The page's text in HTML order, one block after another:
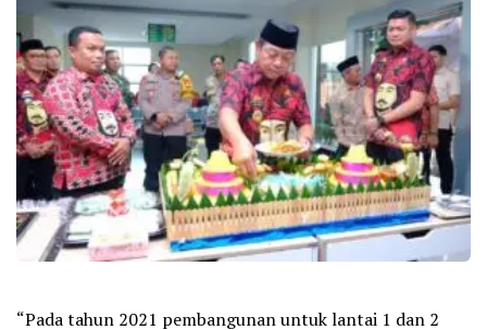
“Pada tahun 2021 pembangunan untuk lantai 1 dan 2